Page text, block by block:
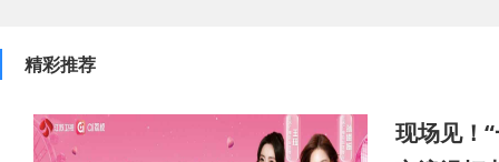
精彩推荐
现场见！